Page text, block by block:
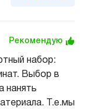
Рекомендую
набор:
Выбор в
нанять
Т.е.мы